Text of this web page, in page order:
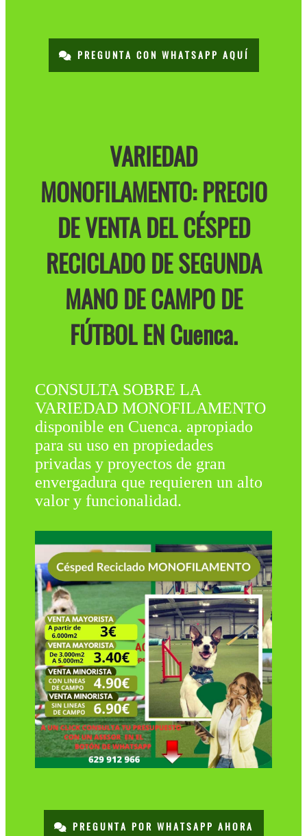
PREGUNTA CON WHATSAPP AQUÍ
VARIEDAD
MONOFILAMENTO: PRECIO
DE VENTA DEL CÉSPED
RECICLADO DE SEGUNDA
MANO DE CAMPO DE
FÚTBOL EN Cuenca.
CONSULTA SOBRE LA
VARIEDAD MONOFILAMENTO
disponible en Cuenca. apropiado
para su uso en propiedades
privadas y proyectos de gran
envergadura que requieren un alto
valor y funcionalidad.
PREGUNTA POR WHATSAPP AHORA